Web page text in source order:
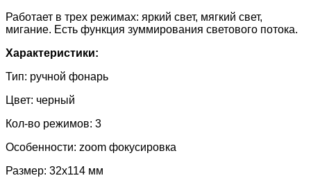
Работает в трех режимах: яркий свет, мягкий свет,
мигание. Есть функция зуммирования светового потока.
Характеристики:
Тип: ручной фонарь
Цвет: черный
Кол-во режимов: 3
Особенности: zoom фокусировка
Размер: 32х114 мм